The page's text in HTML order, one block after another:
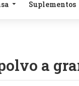
Suplementos
a